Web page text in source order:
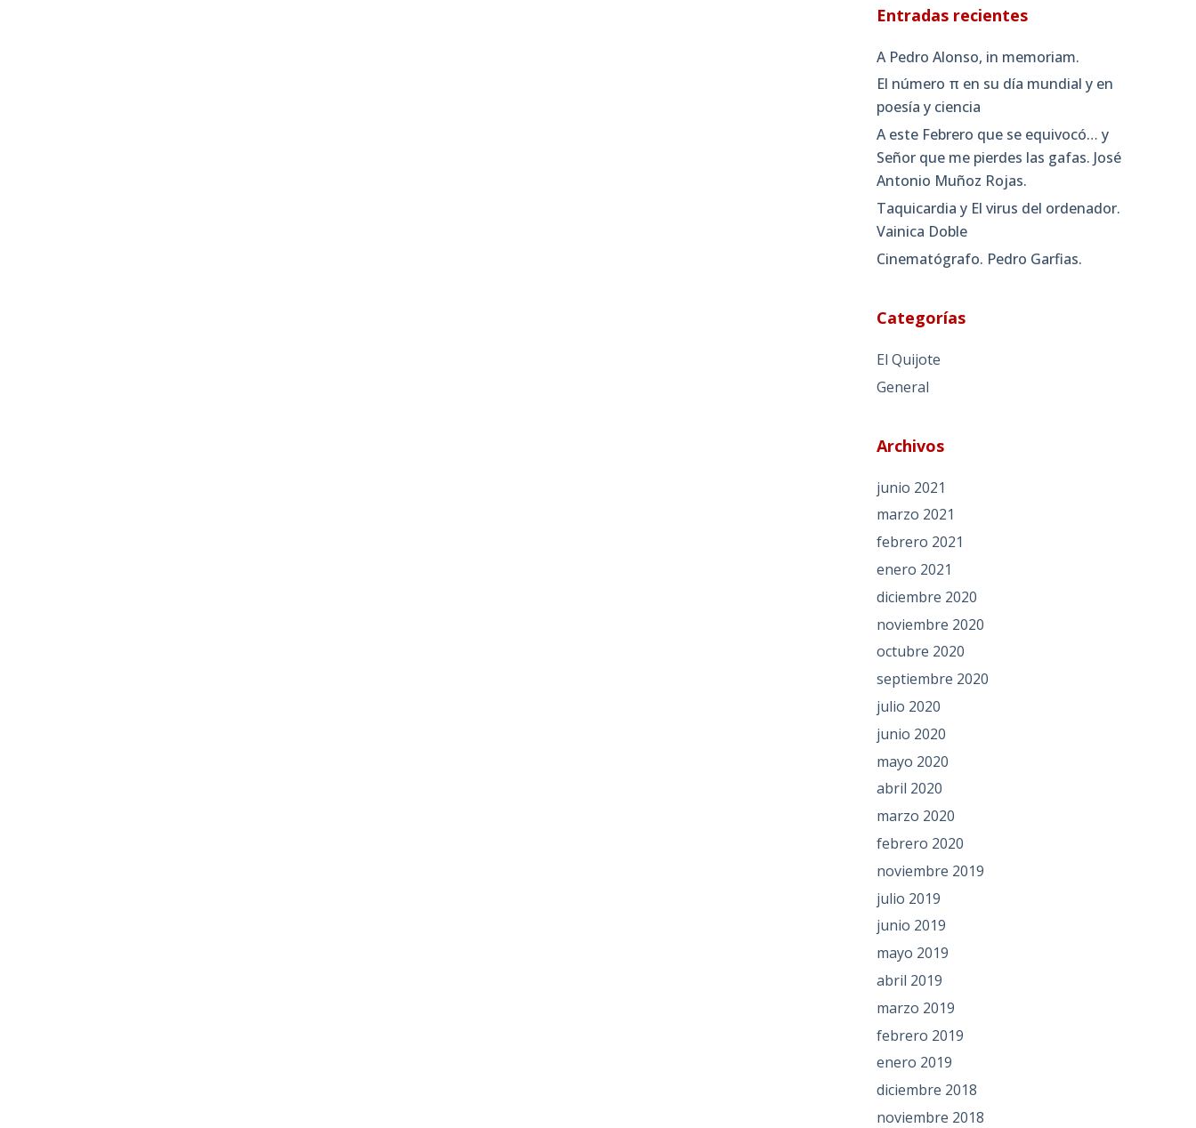
Entradas recientes
A Pedro Alonso, in memoriam.
El número π en su día mundial y en
poesía y ciencia
A este Febrero que se equivocó… y
Señor que me pierdes las gafas. José
Antonio Muñoz Rojas.
Taquicardia y El virus del ordenador.
Vainica Doble
Cinematógrafo. Pedro Garfias.
Categorías
El Quijote
General
Archivos
junio 2021
marzo 2021
febrero 2021
enero 2021
diciembre 2020
noviembre 2020
octubre 2020
septiembre 2020
julio 2020
junio 2020
mayo 2020
abril 2020
marzo 2020
febrero 2020
noviembre 2019
julio 2019
junio 2019
mayo 2019
abril 2019
marzo 2019
febrero 2019
enero 2019
diciembre 2018
noviembre 2018